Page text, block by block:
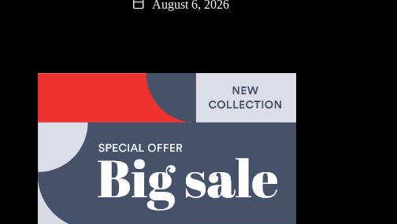
August 6, 2026